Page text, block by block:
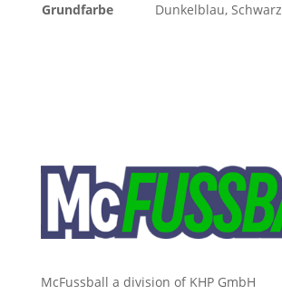
Grundfarbe
Dunkelblau, Schwarz
McFussball a division of KHP GmbH